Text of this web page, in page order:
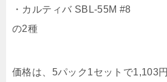
・カルティバ SBL-55M #8
の2種
価格は、5パック1セットで1,103円